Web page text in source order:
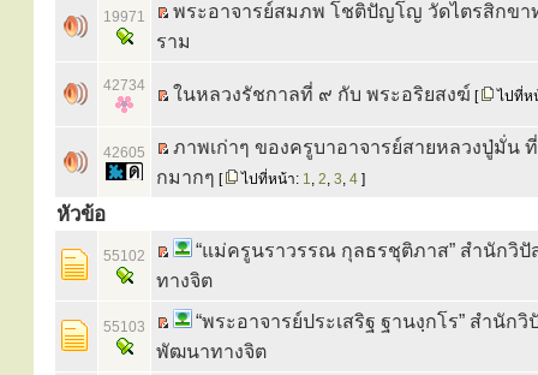
19971
พระอาจารย์สมภพ โชติปัญโญ วัดไตรสิกขา
ราม
42734 ในหลวงรัชกาลที่ ๙ กับ พระอริยสงฆ์ [ ไปที่ห
42605
ภาพเก่าๆ ของครูบาอาจารย์สายหลวงปู่มั่น
กมากๆ [ ไปที่หน้า: 1, 2, 3, 4 ]
หัวข้อ
55102
“แม่ครูนราวรรณ กุลธรชุติภาส” สำนักวิ
ทางจิต
55103
“พระอาจารย์ประเสริฐ ฐานงฺกโร” สำนัก
พัฒนาทางจิต